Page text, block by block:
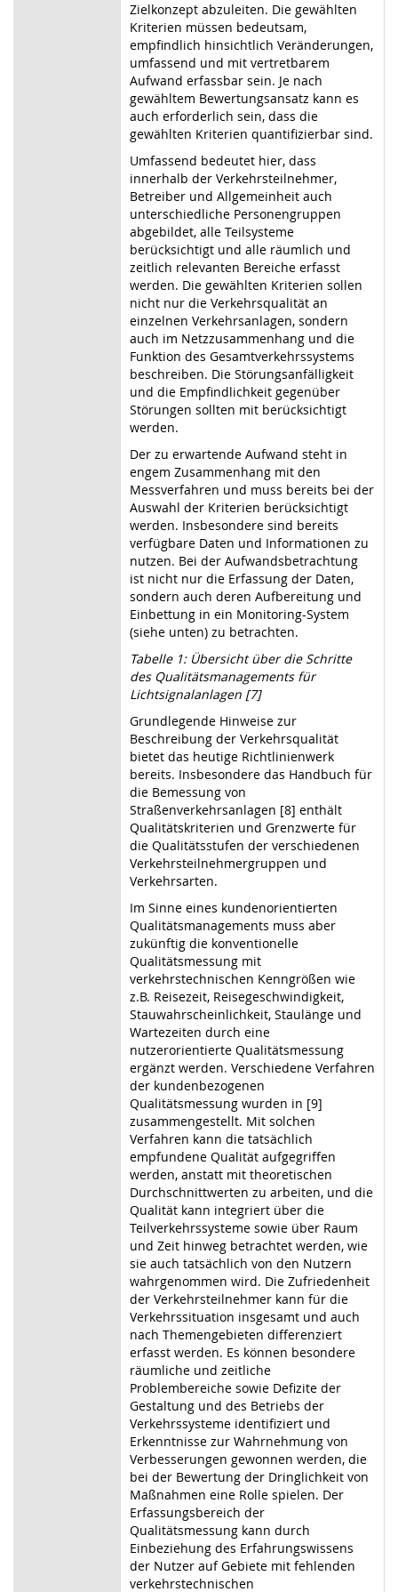
Zielkonzept abzuleiten. Die gewählten
Kriterien müssen bedeutsam,
empfindlich hinsichtlich Veränderungen,
umfassend und mit vertretbarem
Aufwand erfassbar sein. Je nach
gewähltem Bewertungsansatz kann es
auch erforderlich sein, dass die
gewählten Kriterien quantifizierbar sind.
Umfassend bedeutet hier, dass
innerhalb der Verkehrsteilnehmer,
Betreiber und Allgemeinheit auch
unterschiedliche Personengruppen
abgebildet, alle Teilsysteme
berücksichtigt und alle räumlich und
zeitlich relevanten Bereiche erfasst
werden. Die gewählten Kriterien sollen
nicht nur die Verkehrsqualität an
einzelnen Verkehrsanlagen, sondern
auch im Netzzusammenhang und die
Funktion des Gesamtverkehrssystems
beschreiben. Die Störungsanfälligkeit
und die Empfindlichkeit gegenüber
Störungen sollten mit berücksichtigt
werden.
Der zu erwartende Aufwand steht in
engem Zusammenhang mit den
Messverfahren und muss bereits bei der
Auswahl der Kriterien berücksichtigt
werden. Insbesondere sind bereits
verfügbare Daten und Informationen zu
nutzen. Bei der Aufwandsbetrachtung
ist nicht nur die Erfassung der Daten,
sondern auch deren Aufbereitung und
Einbettung in ein Monitoring-System
(siehe unten) zu betrachten.
Tabelle 1: Übersicht über die Schritte
des Qualitätsmanagements für
Lichtsignalanlagen [7]
Grundlegende Hinweise zur
Beschreibung der Verkehrsqualität
bietet das heutige Richtlinienwerk
bereits. Insbesondere das Handbuch für
die Bemessung von
Straßenverkehrsanlagen [8] enthält
Qualitätskriterien und Grenzwerte für
die Qualitätsstufen der verschiedenen
Verkehrsteilnehmergruppen und
Verkehrsarten.
Im Sinne eines kundenorientierten
Qualitätsmanagements muss aber
zukünftig die konventionelle
Qualitätsmessung mit
verkehrstechnischen Kenngrößen wie
z.B. Reisezeit, Reisegeschwindigkeit,
Stauwahrscheinlichkeit, Staulänge und
Wartezeiten durch eine
nutzerorientierte Qualitätsmessung
ergänzt werden. Verschiedene Verfahren
der kundenbezogenen
Qualitätsmessung wurden in [9]
zusammengestellt. Mit solchen
Verfahren kann die tatsächlich
empfundene Qualität aufgegriffen
werden, anstatt mit theoretischen
Durchschnittwerten zu arbeiten, und die
Qualität kann integriert über die
Teilverkehrssysteme sowie über Raum
und Zeit hinweg betrachtet werden, wie
sie auch tatsächlich von den Nutzern
wahrgenommen wird. Die Zufriedenheit
der Verkehrsteilnehmer kann für die
Verkehrssituation insgesamt und auch
nach Themengebieten differenziert
erfasst werden. Es können besondere
räumliche und zeitliche
Problembereiche sowie Defizite der
Gestaltung und des Betriebs der
Verkehrssysteme identifiziert und
Erkenntnisse zur Wahrnehmung von
Verbesserungen gewonnen werden, die
bei der Bewertung der Dringlichkeit von
Maßnahmen eine Rolle spielen. Der
Erfassungsbereich der
Qualitätsmessung kann durch
Einbeziehung des Erfahrungswissens
der Nutzer auf Gebiete mit fehlenden
verkehrstechnischen